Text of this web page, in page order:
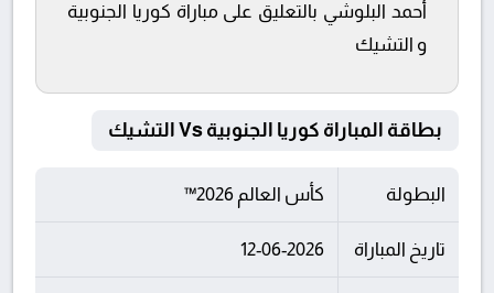
أحمد البلوشي بالتعليق على مباراة كوريا الجنوبية
و التشيك
بطاقة المباراة كوريا الجنوبية Vs التشيك
البطولة كأس العالم 2026™
تاريخ المباراة 12-06-2026